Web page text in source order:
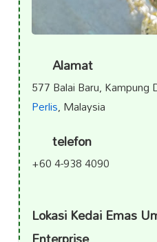
Alamat
577 Balai Baru, Kampung
Perlis, Malaysia
telefon
+60 4-938 4090
Lokasi Kedai Emas